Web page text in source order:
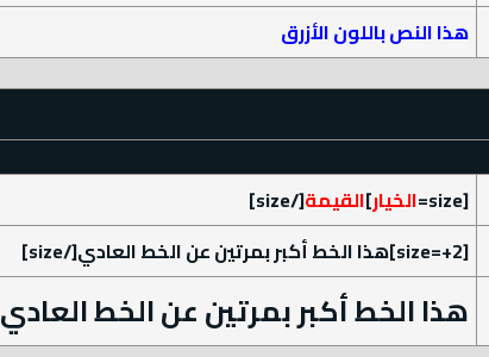
هذا النص باللون الأزرق
[size= الخيار]القيمة[/size]
[size=+2]هذا الخط أكبر بمرتين عن الخط العادي[/size]
هذا الخط أكبر بمرتين عن الخط العادي